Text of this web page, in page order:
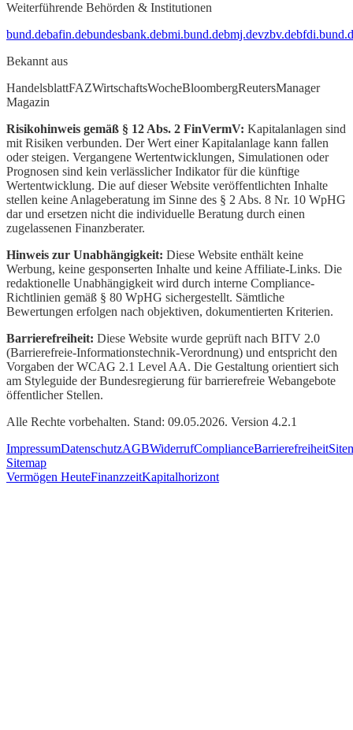
Weiterführende Behörden & Institutionen
bund.debafin.debundesbank.debmi.bund.debmj.devzbv.de
Bekannt aus
HandelsblattFAZWirtschaftsWocheBloombergReutersManager
Magazin
Risikohinweis gemäß § 12 Abs. 2 FinVermV: Kapitalanlagen sind
mit Risiken verbunden. Der Wert einer Kapitalanlage kann fallen
oder steigen. Vergangene Wertentwicklungen, Simulationen oder
Prognosen sind kein verlässlicher Indikator für die künftige
Wertentwicklung. Die auf dieser Website veröffentlichten Inhalte
stellen keine Anlageberatung im Sinne des § 2 Abs. 8 Nr. 10 WpHG
dar und ersetzen nicht die individuelle Beratung durch einen
zugelassenen Finanzberater.
Hinweis zur Unabhängigkeit: Diese Website enthält keine
Werbung, keine gesponserten Inhalte und keine Affiliate-Links. Die
redaktionelle Unabhängigkeit wird durch interne Compliance-
Richtlinien gemäß § 80 WpHG sichergestellt. Sämtliche
Bewertungen erfolgen nach objektiven, dokumentierten Kriterien.
Barrierefreiheit: Diese Website wurde geprüft nach BITV 2.0
(Barrierefreie-Informationstechnik-Verordnung) und entspricht den
Vorgaben der WCAG 2.1 Level AA. Die Gestaltung orientiert sich
am Styleguide der Bundesregierung für barrierefreie Webangebote
öffentlicher Stellen.
Alle Rechte vorbehalten. Stand: 09.05.2026. Version 4.2.1
ImpressumDatenschutzAGBWiderrufComplianceBarrierefreiheit
Sitemap
Vermögen HeuteFinanzzeitKapitalhorizont